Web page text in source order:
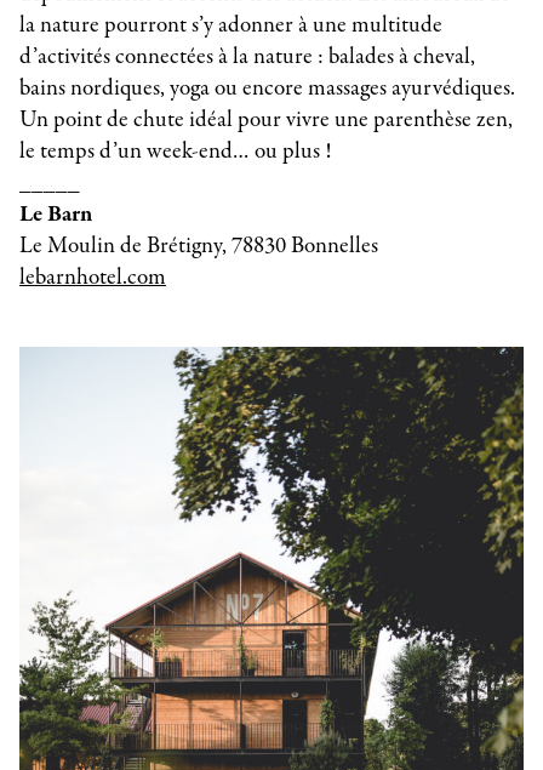
la nature pourront s’y adonner à une multitude
d’activités connectées à la nature : balades à cheval,
bains nordiques, yoga ou encore massages ayurvédiques.
Un point de chute idéal pour vivre une parenthèse zen,
le temps d’un week-end… ou plus !
Le Barn
Le Moulin de Brétigny, 78830 Bonnelles
lebarnhotel.com